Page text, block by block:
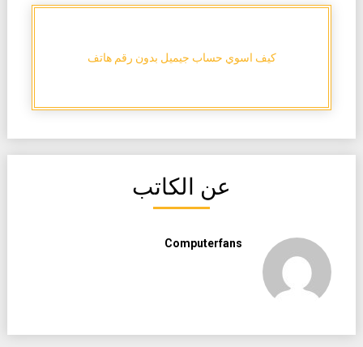
كيف اسوي حساب جيميل بدون رقم هاتف
عن الكاتب
Computerfans